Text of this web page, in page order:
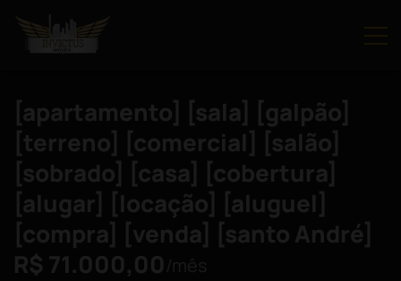
[apartamento] [sala] [galpão]
[terreno] [comercial] [salão]
[sobrado] [casa] [cobertura]
[alugar] [locação] [aluguel]
[compra] [venda] [santo André]
R$ 71.000,00